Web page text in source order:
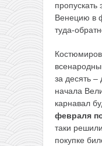
пропускать
Венецию в
туда-
за десять –
начала
карнавал
февраля
таки
покупке